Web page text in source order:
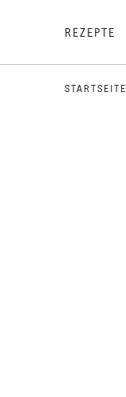
REZEPTE
STARTSEITE